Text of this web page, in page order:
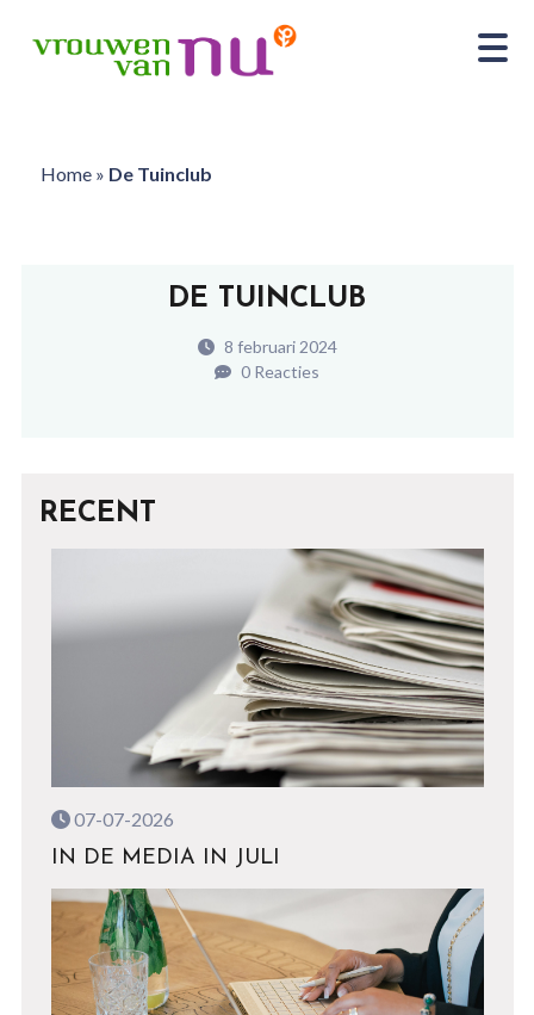
Home» De Tuinclub
DE TUINCLUB
8 februari 2024
0 Reacties
RECENT
07-07-2026
IN DE MEDIA IN JULI